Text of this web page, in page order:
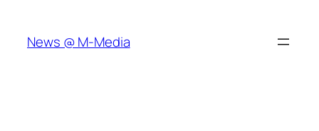
content
News @ M-Media